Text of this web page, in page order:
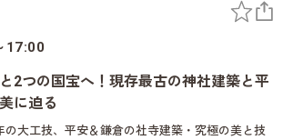
17:00
2つの国宝へ！現存最古の神社建築と平
に迫る
の大工技、平安＆鎌倉の社寺建築・究極の美と技